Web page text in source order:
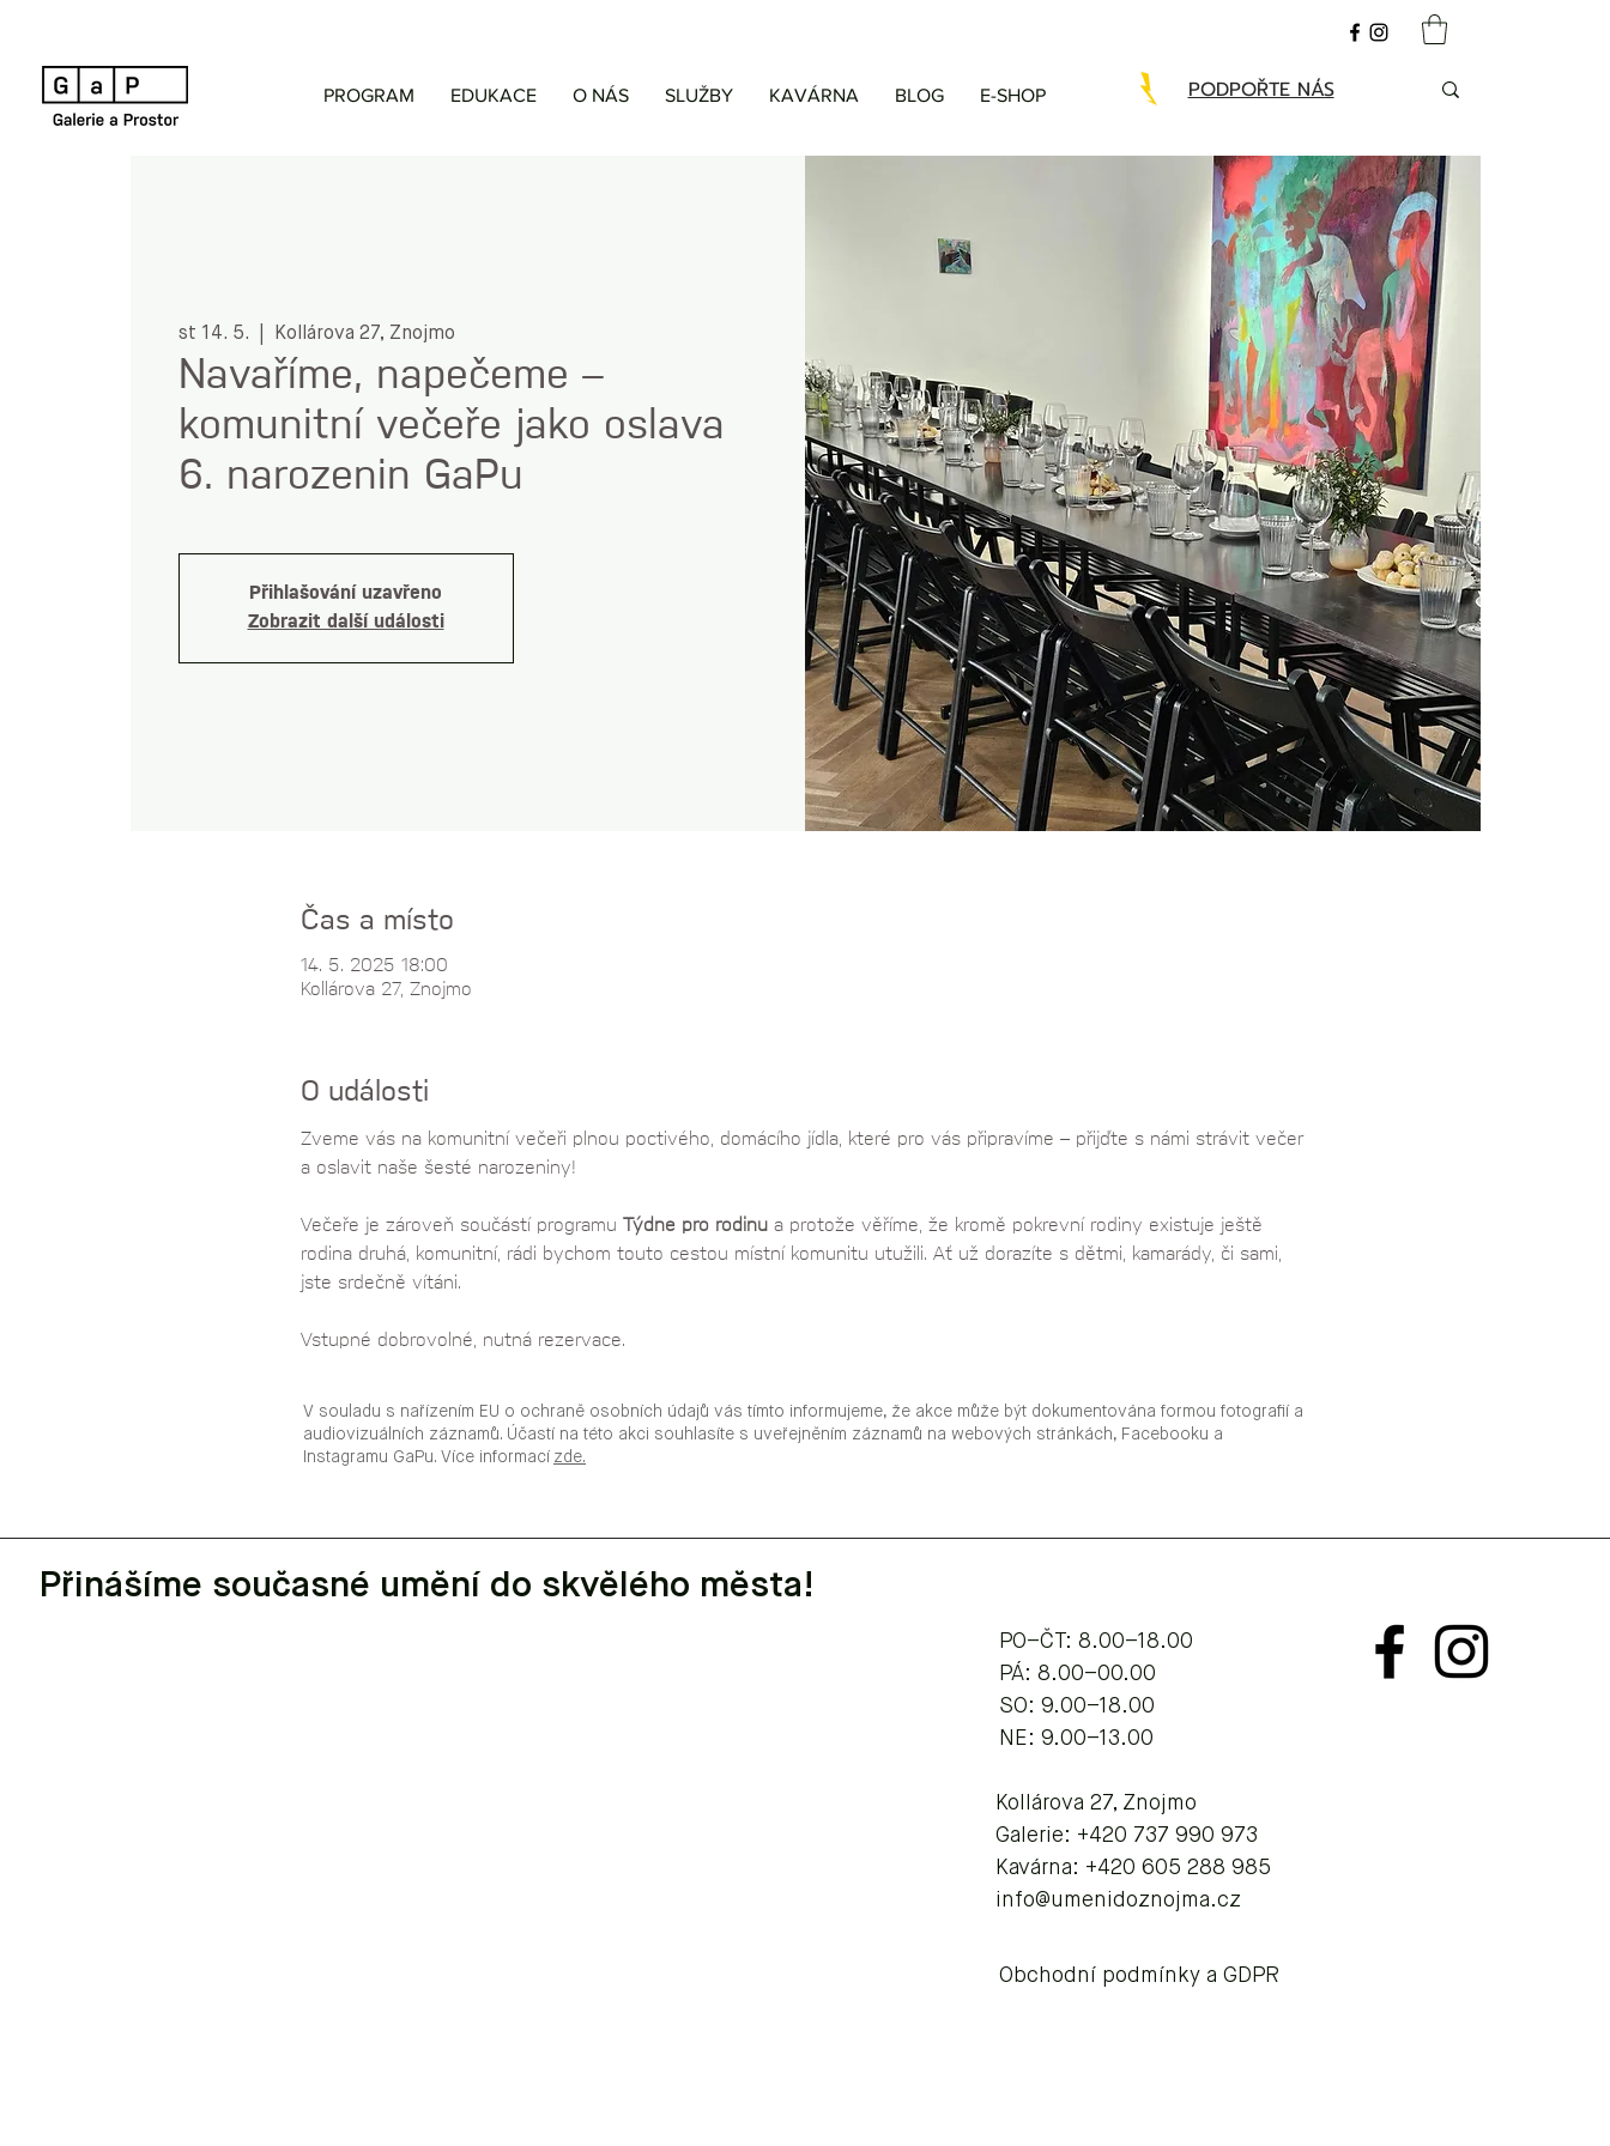
PROGRAM EDUKACE O NÁS SLUŽBY KAVÁRNA BLOG E-SHOP PODPOŘTE NÁS
st 14. 5. Kollárova 27, Znojmo
Navaříme, napečeme –
komunitní večeře jako oslava
6. narozenin GaPu
Přihlašování uzavřeno
Zobrazit další události
Čas a místo
14. 5. 2025 18:00
Kollárova 27, Znojmo
O události
Zveme vás na komunitní večeři plnou poctivého, domácího jídla, které pro vás připravíme – přijďte s námi strávit večer
a oslavit naše šesté narozeniny!
Večeře je zároveň součástí programu Týdne pro rodinu a protože věříme, že kromě pokrevní rodiny existuje ještě
rodina druhá, komunitní, rádi bychom touto cestou místní komunitu utužili. Ať už dorazíte s dětmi, kamarády, či sami,
jste srdečně vítáni.
Vstupné dobrovolné, nutná rezervace.
V souladu s nařízením EU o ochraně osobních údajů vás tímto informujeme, že akce může být dokumentována formou fotografií a
audiovizuálních záznamů. Účastí na této akci souhlasíte s uveřejněním záznamů na webových stránkách, Facebooku a
Instagramu GaPu. Více informací zde.
Přinášíme současné umění do skvělého města!
PO–ČT: 8.00–18.00
​​​PÁ: 8.00–00.00
SO: 9.00–18.00
NE: 9.00–13.00
Kollárova 27, Znojmo
Galerie: +420 737 990 973
Kavárna: +420 605 288 985
info@umenidoznojma.cz
Obchodní podmínky a GDPR